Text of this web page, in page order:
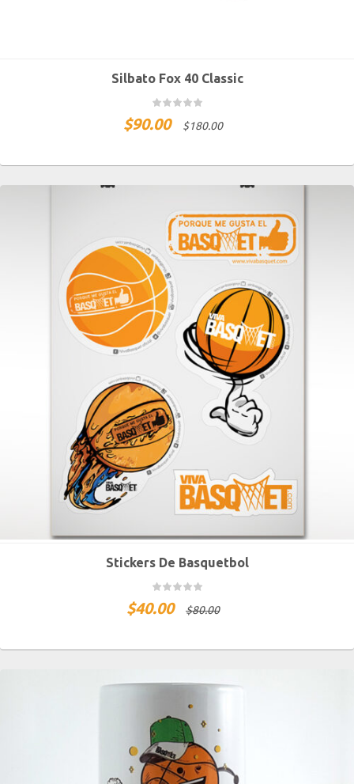
Silbato Fox 40 Classic
$180.00
$90.00
Stickers De Basquetbol
$80.00
$40.00